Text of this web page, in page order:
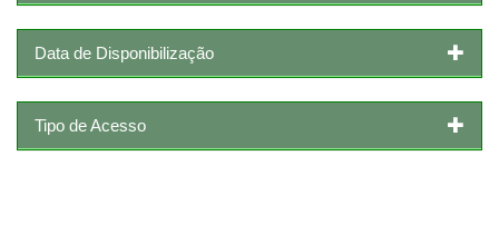
Data de Disponibilização
Tipo de Acesso